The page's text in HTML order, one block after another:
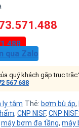
488
qua Zalo
quý khách gặp trục
567 688
ly tâm Thẻ: bơm bù áp,
, CNP NISF, CNP
máy bơm đa tầng, máy